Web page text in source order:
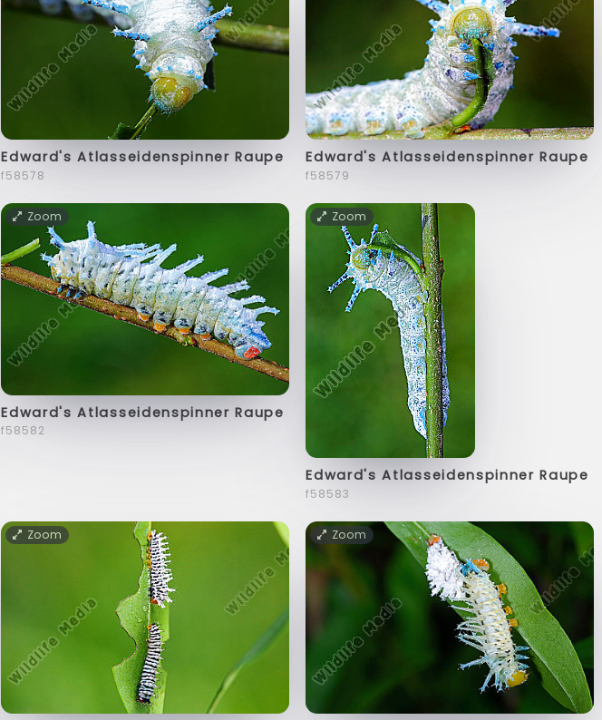
Edward's Atlasseidenspinner Raupe
f58578
Edward's Atlasseidenspinner Raupe
f58579
Zoom
Edward's Atlasseidenspinner Raupe
f58582
Zoom
Edward's Atlasseidenspinner Raupe
f58583
Zoom Zoom